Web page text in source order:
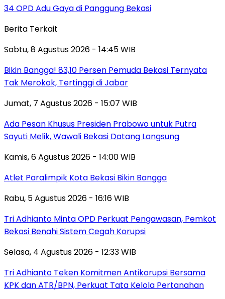
34 OPD Adu Gaya di Panggung Bekasi
Berita Terkait
Sabtu, 8 Agustus 2026 - 14:45 WIB
Bikin Bangga! 83,10 Persen Pemuda Bekasi Ternyata
Tak Merokok, Tertinggi di Jabar
Jumat, 7 Agustus 2026 - 15:07 WIB
Ada Pesan Khusus Presiden Prabowo untuk Putra
Sayuti Melik, Wawali Bekasi Datang Langsung
Kamis, 6 Agustus 2026 - 14:00 WIB
Atlet Paralimpik Kota Bekasi Bikin Bangga
Rabu, 5 Agustus 2026 - 16:16 WIB
Tri Adhianto Minta OPD Perkuat Pengawasan, Pemkot
Bekasi Benahi Sistem Cegah Korupsi
Selasa, 4 Agustus 2026 - 12:33 WIB
Tri Adhianto Teken Komitmen Antikorupsi Bersama
KPK dan ATR/BPN, Perkuat Tata Kelola Pertanahan